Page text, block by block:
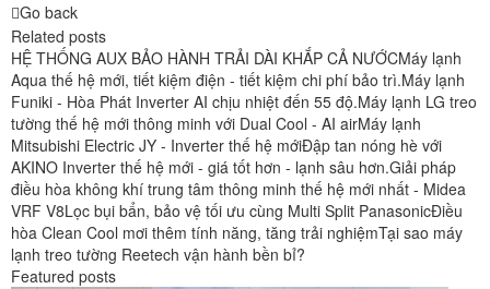
Go back
Related posts
HỆ THỐNG AUX BẢO HÀNH TRẢI DÀI KHẮP CẢ NƯỚCMáy lạnh
Aqua thế hệ mới, tiết kiệm điện - tiết kiệm chi phí bảo trì.Máy lạnh
Funiki - Hòa Phát Inverter AI chịu nhiệt đến 55 độ.Máy lạnh LG treo
tường thế hệ mới thông minh với Dual Cool - AI airMáy lạnh
Mitsubishi Electric JY - Inverter thế hệ mớiĐập tan nóng hè với
AKINO Inverter thế hệ mới - giá tốt hơn - lạnh sâu hơn.Giải pháp
điều hòa không khí trung tâm thông minh thế hệ mới nhất - Midea
VRF V8Lọc bụi bẩn, bảo vệ tối ưu cùng Multi Split PanasonicĐiều
hòa Clean Cool mơi thêm tính năng, tăng trải nghiệmTại sao máy
lạnh treo tường Reetech vận hành bền bỉ?
Featured posts